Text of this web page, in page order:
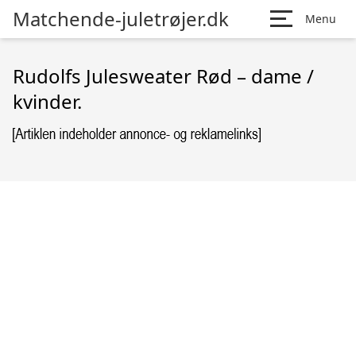
Matchende-juletrøjer.dk Menu
Rudolfs Julesweater Rød – dame /
kvinder.